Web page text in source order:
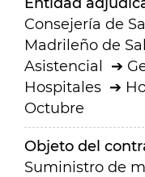
Consejería de
Madrileño de
Asistencial
Hospitales
Octubre
Objeto del
Suministro de